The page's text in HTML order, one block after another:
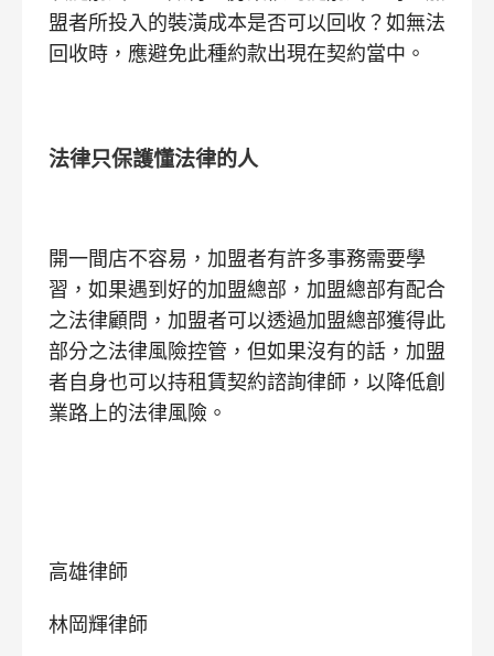
盟者所投入的裝潢成本是否可以回收？如無法
回收時，應避免此種約款出現在契約當中。
法律只保護懂法律的人
開一間店不容易，加盟者有許多事務需要學
習，如果遇到好的加盟總部，加盟總部有配合
之法律顧問，加盟者可以透過加盟總部獲得此
部分之法律風險控管，但如果沒有的話，加盟
者自身也可以持租賃契約諮詢律師，以降低創
業路上的法律風險。
高雄律師
林岡輝律師